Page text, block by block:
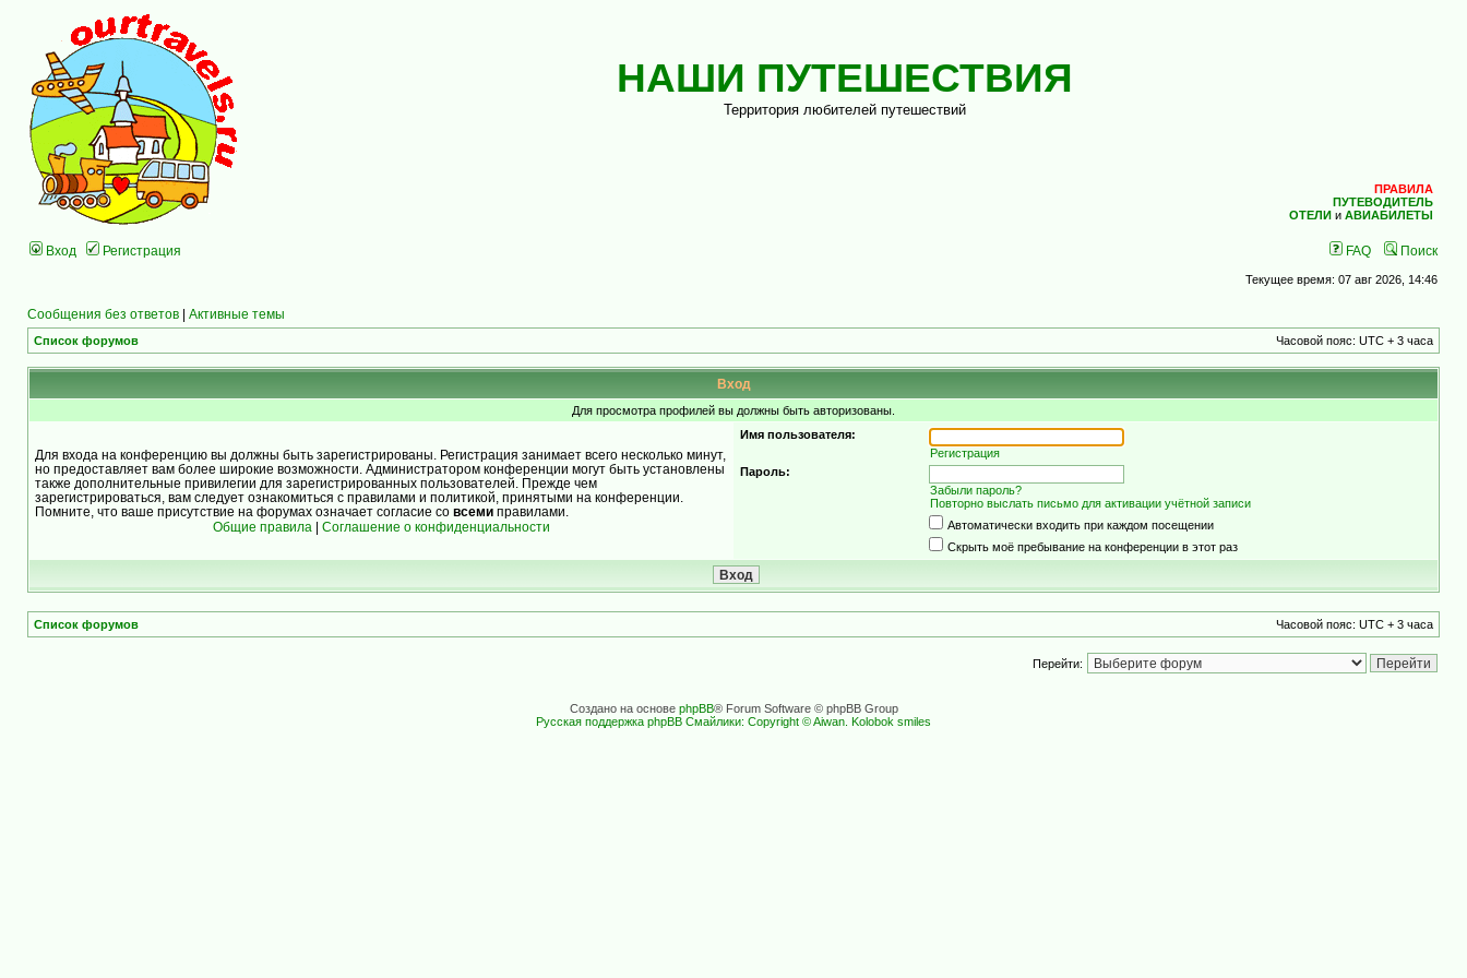
НАШИ ПУТЕШЕСТВИЯ
Территория любителей путешествий
ПРАВИЛА
ПУТЕВОДИТЕЛЬ
ОТЕЛИ и АВИАБИЛЕТЫ
Вход Регистрация FAQ Поиск
Текущее время: 07 авг 2026, 14:46
Сообщения без ответов | Активные темы
Список форумов Часовой пояс: UTC + 3 часа
Вход
Для просмотра профилей вы должны быть авторизованы.
Для входа на конференцию вы должны быть зарегистрированы. Регистрация занимает всего несколько минут,
но предоставляет вам более широкие возможности. Администратором конференции могут быть установлены
также дополнительные привилегии для зарегистрированных пользователей. Прежде чем
зарегистрироваться, вам следует ознакомиться с правилами и политикой, принятыми на конференции.
Помните, что ваше присутствие на форумах означает согласие со всеми правилами.
Общие правила | Соглашение о конфиденциальности
Имя пользователя:
Регистрация
Пароль:
Забыли пароль?
Повторно выслать письмо для активации учётной записи
Автоматически входить при каждом посещении
Скрыть моё пребывание на конференции в этот раз
Список форумов Часовой пояс: UTC + 3 часа
Перейти:
Создано на основе phpBB® Forum Software © phpBB Group
Русская поддержка phpBB Смайлики: Copyright © Aiwan. Kolobok smiles